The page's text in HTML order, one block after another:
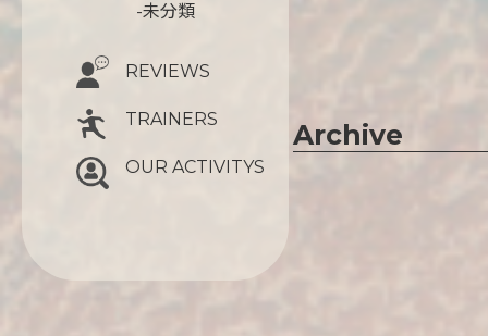
Archive
-未分類
REVIEWS
TRAINERS
OUR ACTIVITYS